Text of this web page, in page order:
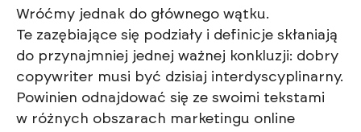
Wróćmy jednak do głównego wątku.
Te zazębiające się podziały i definicje skłaniają
do przynajmniej jednej ważnej konkluzji: dobry
copywriter musi być dzisiaj interdyscyplinarny.
Powinien odnajdować się ze swoimi tekstami
w różnych obszarach marketingu online